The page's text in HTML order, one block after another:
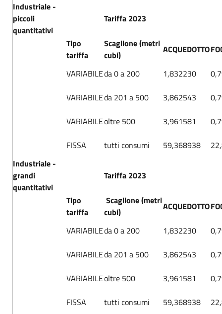
Industriale -
piccoli
quantitativi
Tariffa 2023
Tipo
tariffa
Scaglione (metri
cubi)
ACQUEDOTTO
VARIABILEda 0 a 200 1,832230
VARIABILEda 201 a 500 3,862543
VARIABILEoltre 500 3,961581
FISSA
tutti consumi 59,368938
Industriale -
grandi
quantitativi
Tariffa 2023
Tipo
tariffa
Scaglione (metri
cubi)
ACQUEDOTTO
VARIABILEda 0 a 200 1,832230
VARIABILEda 201 a 500 3,862543
VARIABILEoltre 500 3,961581
FISSA
tutti consumi 59,368938